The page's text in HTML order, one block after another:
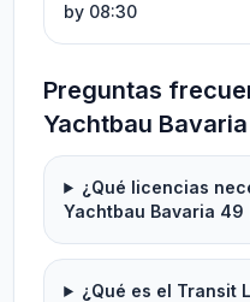
by 08:30
Preguntas
Yachtbau
¿Qué licencias
Yachtbau Bavaria 49
¿Qué es el Transit